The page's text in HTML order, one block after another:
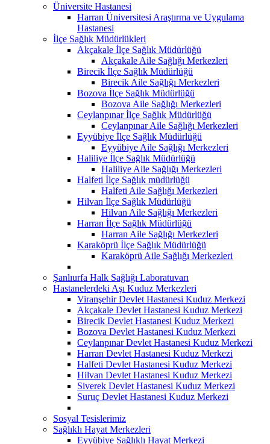
Üniversite Hastanesi
Harran Üniversitesi Araştırma ve Uygulama
Hastanesi
İlçe Sağlık Müdürlükleri
Akçakale İlçe Sağlık Müdürlüğü
Akçakale Aile Sağlığı Merkezleri
Birecik İlçe Sağlık Müdürlüğü
Birecik Aile Sağlığı Merkezleri
Bozova İlçe Sağlık Müdürlüğü
Bozova Aile Sağlığı Merkezleri
Ceylanpınar İlçe Sağlık Müdürlüğü
Ceylanpınar Aile Sağlığı Merkezleri
Eyyübiye İlçe Sağlık Müdürlüğü
Eyyübiye Aile Sağlığı Merkezleri
Haliliye İlçe Sağlık Müdürlüğü
Haliliye Aile Sağlığı Merkezleri
Halfeti İlçe Sağlık müdürlüğü
Halfeti Aile Sağlığı Merkezleri
Hilvan İlçe Sağlık Müdürlüğü
Hilvan Aile Sağlığı Merkezleri
Harran İlçe Sağlık Müdürlüğü
Harran Aile Sağlığı Merkezleri
Karaköprü İlçe Sağlık Müdürlüğü
Karaköprü Aile Sağlığı Merkezleri
Şanlıurfa Halk Sağlığı Laboratuvarı
Hastanelerdeki Aşı Kuduz Merkezleri
Viranşehir Devlet Hastanesi Kuduz Merkezi
Akçakale Devlet Hastanesi Kuduz Merkezi
Birecik Devlet Hastanesi Kuduz Merkezi
Bozova Devlet Hastanesi Kuduz Merkezi
Ceylanpınar Devlet Hastanesi Kuduz Merkezi
Harran Devlet Hastanesi Kuduz Merkezi
Halfeti Devlet Hastanesi Kuduz Merkezi
Hilvan Devlet Hastanesi Kuduz Merkezi
Siverek Devlet Hastanesi Kuduz Merkezi
Suruç Devlet Hastanesi Kuduz Merkezi
Sosyal Tesislerimiz
Sağlıklı Hayat Merkezleri
Eyyübiye Sağlıklı Hayat Merkezi